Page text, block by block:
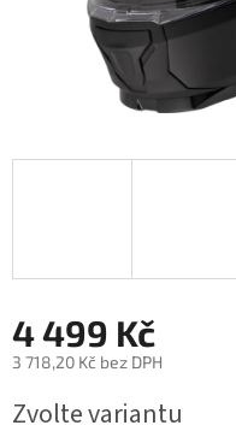
4 499 Kč
3 718,20 Kč bez DPH
cena:
Zvolte variantu